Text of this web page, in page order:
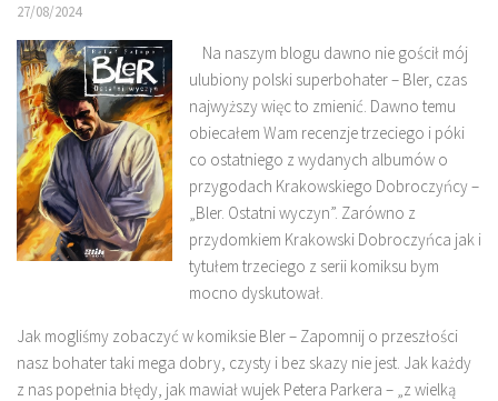
27/08/2024
Na naszym blogu dawno nie gościł mój
ulubiony polski superbohater – Bler, czas
najwyższy więc to zmienić. Dawno temu
obiecałem Wam recenzje trzeciego i póki
co ostatniego z wydanych albumów o
przygodach Krakowskiego Dobroczyńcy –
„Bler. Ostatni wyczyn”. Zarówno z
przydomkiem Krakowski Dobroczyńca jak i
tytułem trzeciego z serii komiksu bym
mocno dyskutował.
Jak mogliśmy zobaczyć w komiksie Bler – Zapomnij o przeszłości
nasz bohater taki mega dobry, czysty i bez skazy nie jest. Jak każdy
z nas popełnia błędy, jak mawiał wujek Petera Parkera – „z wielką